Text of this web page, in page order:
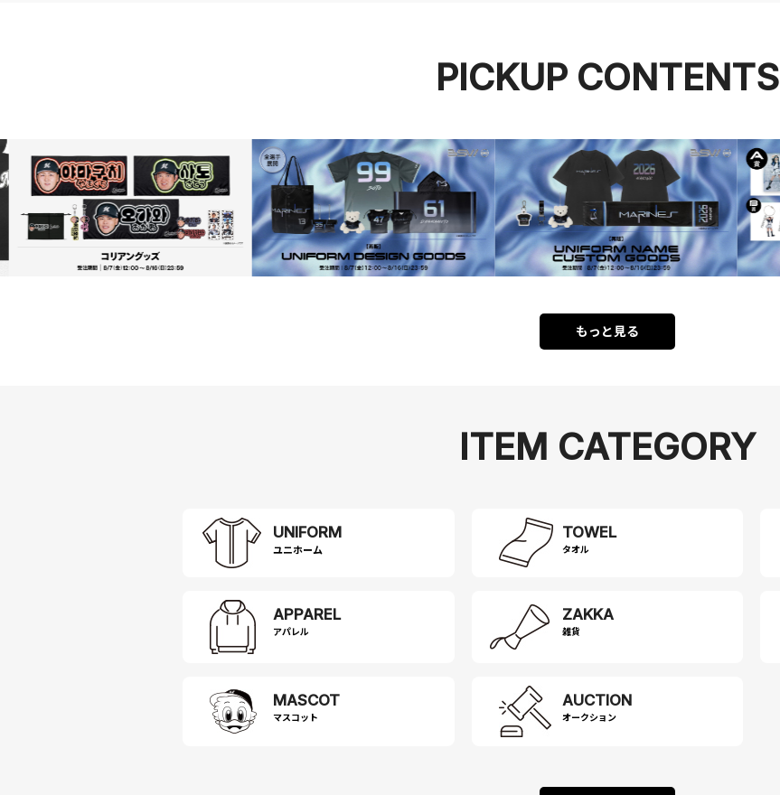
PICKUP CONTENTS
もっと見る
ITEM CATEGORY
UNIFORM TOWEL
タオル
APPAREL
アパレル
ZAKKA
雑貨
MASCOT
マスコット
AUCTION
オークション